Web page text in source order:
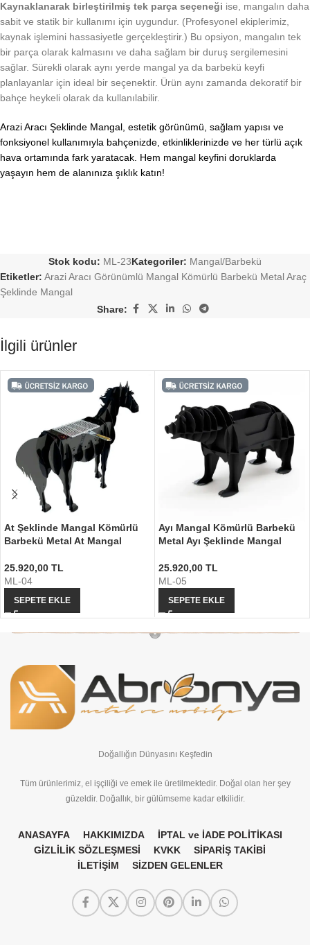
Kaynaklanarak birleştirilmiş tek parça seçeneği ise, mangalın daha
sabit ve statik bir kullanımı için uygundur. (Profesyonel ekiplerimiz,
kaynak işlemini hassasiyetle gerçekleştirir.) Bu opsiyon, mangalın tek
bir parça olarak kalmasını ve daha sağlam bir duruş sergilemesini
sağlar. Sürekli olarak aynı yerde mangal ya da barbekü keyfi
planlayanlar için ideal bir seçenektir. Ürün aynı zamanda dekoratif bir
bahçe heykeli olarak da kullanılabilir.
Arazi Aracı Şeklinde Mangal, estetik görünümü, sağlam yapısı ve
fonksiyonel kullanımıyla bahçenizde, etkinliklerinizde ve her türlü açık
hava ortamında fark yaratacak. Hem mangal keyfini doruklarda
yaşayın hem de alanınıza şıklık katın!
Stok kodu: ML-23Kategoriler: Mangal/Barbekü
Etiketler: Arazi Aracı Görünümlü Mangal Kömürlü Barbekü Metal Araç
Şeklinde Mangal
Share:
İlgili ürünler
At Şeklinde Mangal Kömürlü
Barbekü Metal At Mangal
25.920,00 TL
ML-04
SEPETE EKLE
Ayı Mangal Kömürlü Barbekü
Metal Ayı Şeklinde Mangal
25.920,00 TL
ML-05
SEPETE EKLE
Doğallığın Dünyasını Keşfedin
Tüm ürünlerimiz, el işçiliği ve emek ile üretilmektedir. Doğal olan her şey
güzeldir. Doğallık, bir gülümseme kadar etkilidir.
ANASAYFA HAKKIMIZDA
İPTAL ve İADE POLİTİKASI
GİZLİLİK SÖZLEŞMESİ
KVKK
SİPARİŞ TAKİBİ
İLETİŞİM
SİZDEN GELENLER